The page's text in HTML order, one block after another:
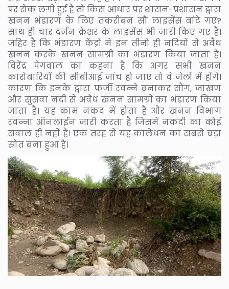
पर रोक लगी हुई है तो किस आधार पर शासन-प्रशासन द्वारा
खनन भंडारण के लिए तकरीबन सौ लाइसेंस बांटे गए?
साथ ही चार दर्जन क्रेशर के लाइसेंस भी जारी किए गए हैं।
जहिर है कि भंडारण केंद्रों में इन तीनों ही नदियों से अवैध
खनन करके खनन सामग्री का भंडारण किया जाता है।
विरेंद्र पेगवाल का कहना है कि अगर सभी खनन
कारोबारियों की सीबीआई जांच हो जाए तो वे जेलों में होंगे।
कारण कि इनके द्वारा फर्जी रवन्ने बनाकर सौंग, जाखण
और सुसवा नदी से अवैध खनन सामग्री का भंडारण किया
जाता है। यह काम नकद में होता है और खनन विभाग
रवन्ना ऑनलाईन जारी करता है जिसमें नकदी का कोई
सवाल ही नहीं है। एक तरह से यह कालेधन का सबसे बड़ा
स्रोत बना हुआ है।